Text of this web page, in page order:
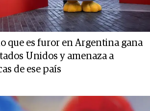
que es furor en Argentina gana
Unidos y amenaza a
de ese país